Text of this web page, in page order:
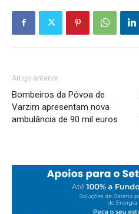
Artigo anterior
Bombeiros da Póvoa de
Varzim apresentam nova
ambulância de 90 mil euros